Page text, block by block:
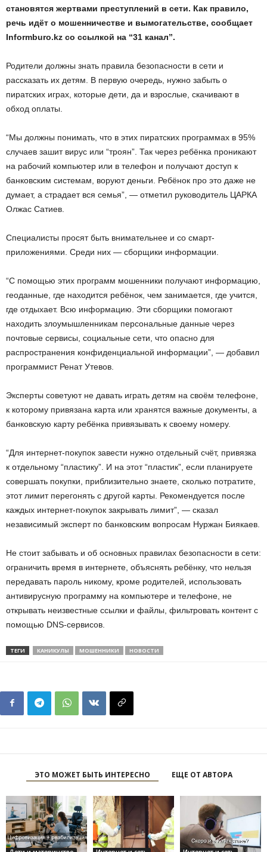
становятся жертвами преступлений в сети. Как правило,
речь идёт о мошенничестве и вымогательстве, сообщает
Informburo.kz со ссылкой на “31 канал”.
Родители должны знать правила безопасности в сети и
рассказать их детям. В первую очередь, нужно забыть о
пиратских играх, которые дети, да и взрослые, скачивают в
обход оплаты.
“Мы должны понимать, что в этих пиратских программах в 95%
случаев зашит вирус или “троян”. Так через ребёнка проникают
на рабочий компьютер или в телефон и получают доступ к
банковским системам, воруют деньги. Ребёнок про это даже не
думает, а страдает вся семья”, — отметил руководитель ЦАРКА
Олжас Сатиев.
Специалисты просят быть внимательнее и со смарт-
приложениями. Среди них — сборщики информации.
“С помощью этих программ мошенники получают информацию,
геоданные, где находится ребёнок, чем занимается, где учится,
где отдыхает. Всю информацию. Эти сборщики помогают
находить злоумышленникам персональные данные через
почтовые сервисы, социальные сети, что опасно для
распространения конфиденциальной информации”, — добавил
программист Ренат Утевов.
Эксперты советуют не давать играть детям на своём телефоне,
к которому привязана карта или хранятся важные документы, а
банковскую карту ребёнка привязывать к своему номеру.
“Для интернет-покупок завести нужно отдельный счёт, привязка
к отдельному “пластику”. И на этот “пластик”, если планируете
совершать покупки, приблизительно знаете, сколько потратите,
этот лимит перегонять с другой карты. Рекомендуется после
каждых интернет-покупок закрывать лимит”, — сказал
независимый эксперт по банковским вопросам Нуржан Биякаев.
Не стоит забывать и об основных правилах безопасности в сети:
ограничить время в интернете, объяснять ребёнку, что нельзя
передавать пароль никому, кроме родителей, использовать
антивирусную программу на компьютере и телефоне, не
открывать неизвестные ссылки и файлы, фильтровать контент с
помощью DNS-сервисов.
ТЕГИ КАНИКУЛЫ МОШЕННИКИ НОВОСТИ
ЭТО МОЖЕТ БЫТЬ ИНТЕРЕСНО ЕЩЕ ОТ АВТОРА